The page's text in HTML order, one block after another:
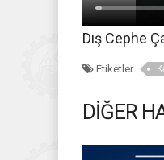
Dış Cephe
Etiketler
DİĞER